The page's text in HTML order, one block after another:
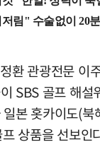
환 관광전문 이
SBS 골프 해설
본 홋카이도(
상품을 선보인